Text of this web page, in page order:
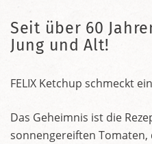
Seit über 60
Jung und Alt!
FELIX Ketchup schmeckt
Das Geheimnis ist die
sonnengereiften Tomaten,